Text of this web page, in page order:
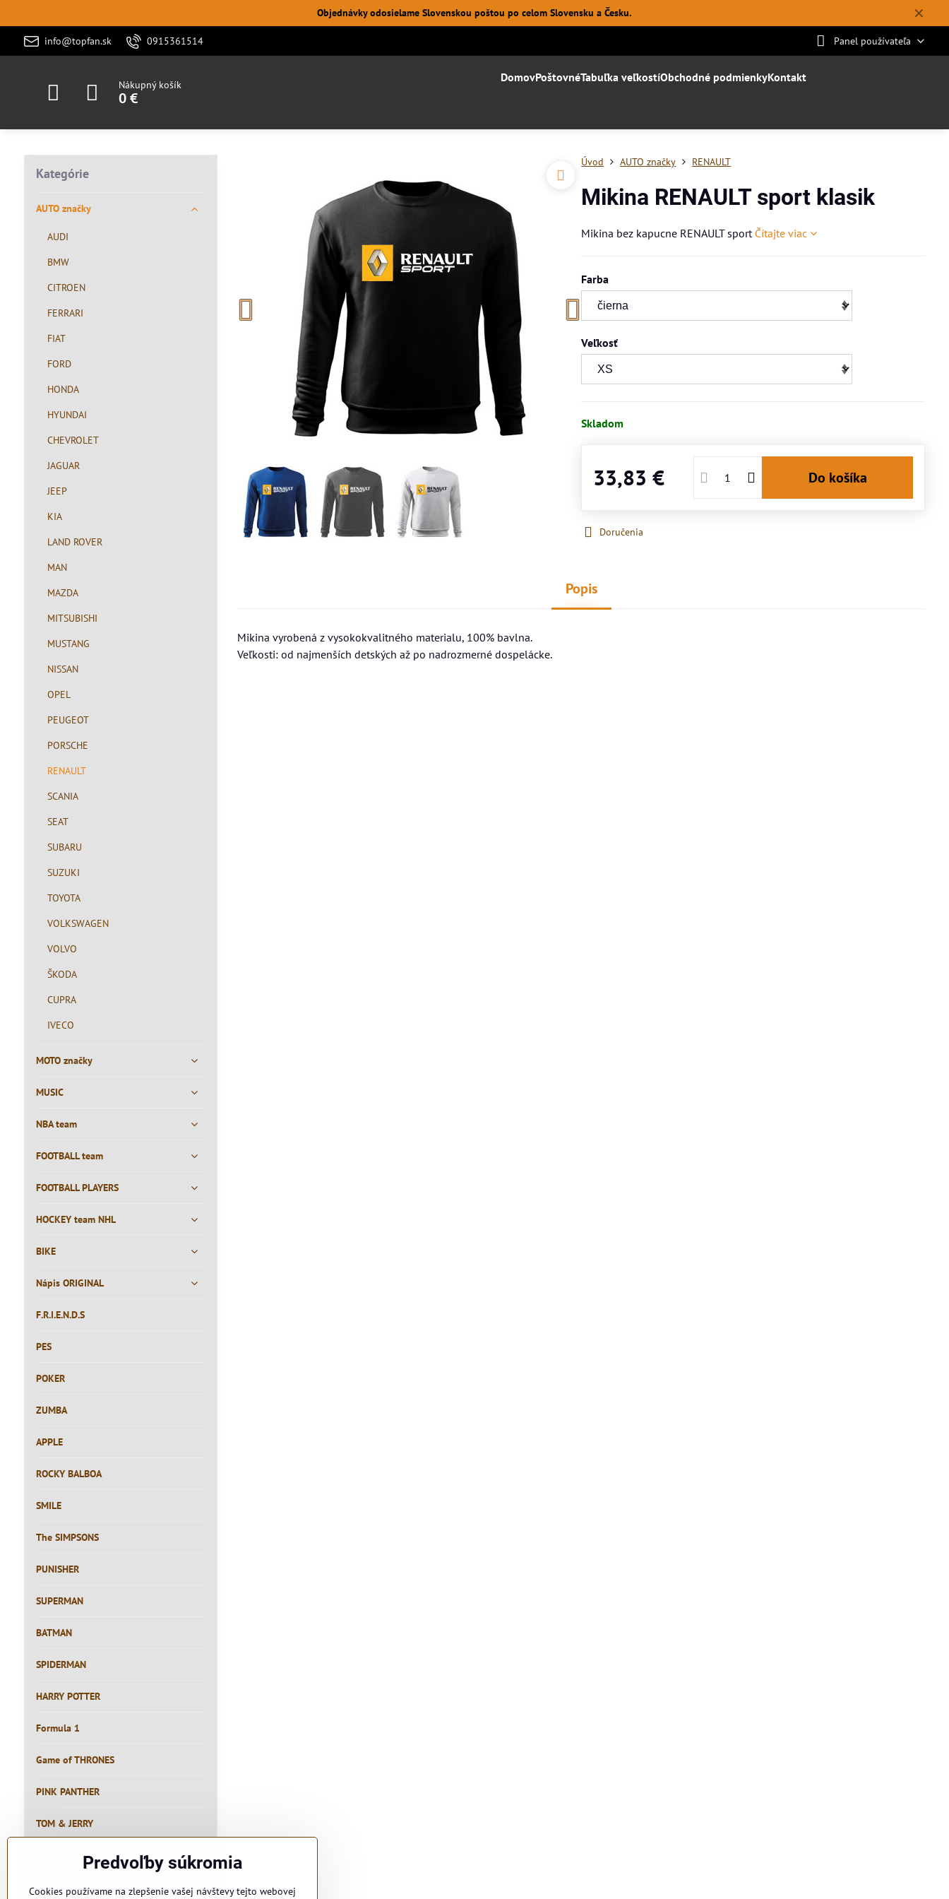
✕
Objednávky odosielame Slovenskou poštou po celom Slovensku a Česku.
info@topfan.sk 0915361514 Panel používateľa
Nákupný košík
0 €
DomovPoštovnéTabuľka veľkostíObchodné podmienkyKontakt
Úvod AUTO značky RENAULT
Mikina RENAULT sport klasik
Mikina bez kapucne RENAULT sport Čítajte viac
Farba
Veľkosť
Skladom
33,83 € Do košíka
Doručenia
Popis
Mikina vyrobená z vysokokvalitného materialu, 100% bavlna.
Veľkosti: od najmenších detských až po nadrozmerné dospelácke.
Kategórie
AUTO značky
AUDI
BMW
CITROEN
FERRARI
FIAT
FORD
HONDA
HYUNDAI
CHEVROLET
JAGUAR
JEEP
KIA
LAND ROVER
MAN
MAZDA
MITSUBISHI
MUSTANG
NISSAN
OPEL
PEUGEOT
PORSCHE
RENAULT
SCANIA
SEAT
SUBARU
SUZUKI
TOYOTA
VOLKSWAGEN
VOLVO
ŠKODA
CUPRA
IVECO
MOTO značky
MUSIC
NBA team
FOOTBALL team
FOOTBALL PLAYERS
HOCKEY team NHL
BIKE
Nápis ORIGINAL
F.R.I.E.N.D.S
PES
POKER
ZUMBA
APPLE
ROCKY BALBOA
SMILE
The SIMPSONS
PUNISHER
SUPERMAN
BATMAN
SPIDERMAN
HARRY POTTER
Formula 1
Game of THRONES
PINK PANTHER
TOM & JERRY
PIVO
Predvoľby súkromia
Cookies používame na zlepšenie vašej návštevy tejto webovej